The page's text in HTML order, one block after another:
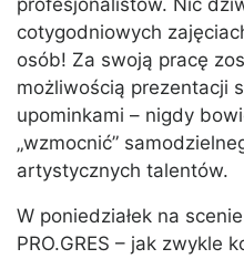
profesjonalistów. Nic
cotygodniowych
osób! Za swoją pracę
możliwością prezentacji
upominkami – nigdy
„wzmocnić”
artystycznych talentów.
W poniedziałek na
PRO.GRES – jak zwykle